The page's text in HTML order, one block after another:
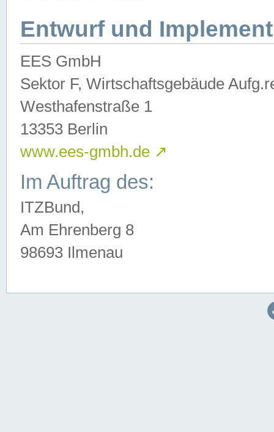
Entwurf und
EES GmbH
Sektor F, Wirtschaftsgebäude
Westhafenstraße 1
13353 Berlin
www.ees-gmbh.de ↗
Im Auftrag des:
ITZBund,
Am Ehrenberg 8
98693 Ilmenau